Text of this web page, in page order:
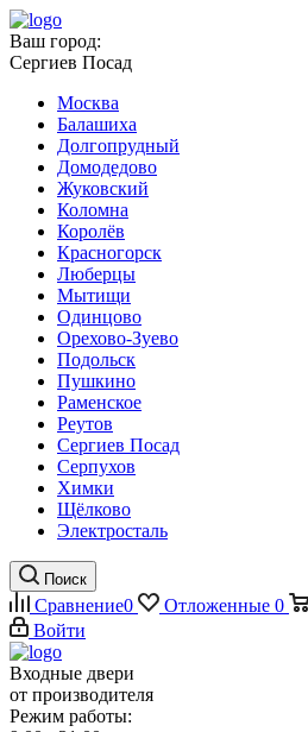
Ваш город:
Сергиев Посад
Москва
Балашиха
Долгопрудный
Домодедово
Жуковский
Коломна
Королёв
Красногорск
Люберцы
Мытищи
Одинцово
Орехово-Зуево
Подольск
Пушкино
Раменское
Реутов
Сергиев Посад
Серпухов
Химки
Щёлково
Электросталь
Поиск
Сравнение0 Отложенные 0
Войти
Входные двери
от производителя
Режим работы: